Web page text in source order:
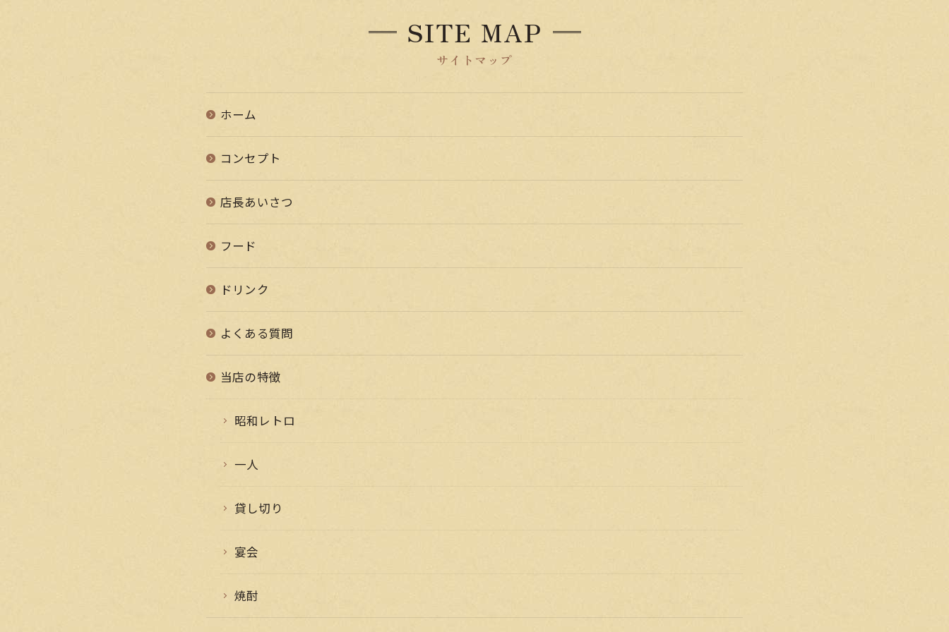
サイトマップ
SITE MAP
ホーム
コンセプト
店長あいさつ
フード
ドリンク
よくある質問
当店の特徴
昭和レトロ
一人
貸し切り
宴会
焼酎